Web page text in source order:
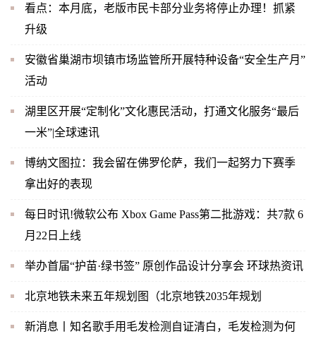
看点：本月底，老版市民卡部分业务将停止办理！抓紧
升级
安徽省巢湖市坝镇市场监管所开展特种设备“安全生产月”
活动
湖里区开展“定制化”文化惠民活动，打通文化服务“最后
一米”|全球速讯
博纳文图拉：我会留在佛罗伦萨，我们一起努力下赛季
拿出好的表现
每日时讯!微软公布 Xbox Game Pass第二批游戏：共7款 6
月22日上线
举办首届“护苗·绿书签” 原创作品设计分享会 环球热资讯
北京地铁未来五年规划图（北京地铁2035年规划
新消息丨知名歌手用毛发检测自证清白，毛发检测为何